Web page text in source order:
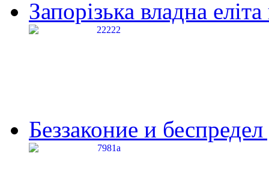
Запорізька владна
Беззаконие и